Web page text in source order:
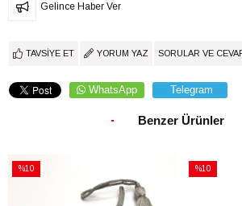
Gelince Haber Ver
TAVSIYE ET YORUM YAZ SORULAR VE
WhatsApp Telegram
Benzer Ürünler
%10
%10